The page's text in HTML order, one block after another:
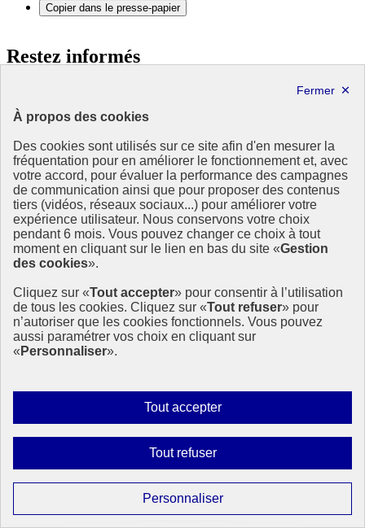
À propos des cookies
Des cookies sont utilisés sur ce site afin d'en mesurer la
fréquentation pour en améliorer le fonctionnement et, avec
votre accord, pour évaluer la performance des campagnes
de communication ainsi que pour proposer des contenus
tiers (vidéos, réseaux sociaux...) pour améliorer votre
expérience utilisateur. Nous conservons votre choix
pendant 6 mois. Vous pouvez changer ce choix à tout
moment en cliquant sur le lien en bas du site «Gestion
des cookies».
Cliquez sur «Tout accepter» pour consentir à l’utilisation
de tous les cookies. Cliquez sur «Tout refuser» pour
n’autoriser que les cookies fonctionnels. Vous pouvez
aussi paramétrer vos choix en cliquant sur
« Personnaliser».
Tout accepterAutoriser
tous
Tout refuserInterdire
tous
PersonnaliserParamétrer
les
Copier dans le presse-papier
Restez informés
en vous abonnant à notre lettre d’information ODDyssée vers 2030
S'abonner
Suivez-nous sur les réseaux sociaux
X - ouvre une nouvelle fenêtre
Flux- ouvre une nouvelle fenêtre
Agenda 2030
Présentation
En France
En Europe et à l’international
17 Objectifs de développement durable
Feuille de route de la France
Anniversaire 2024
Anniversaire 2022
Anniversaire 2021
Anniversaire 2019